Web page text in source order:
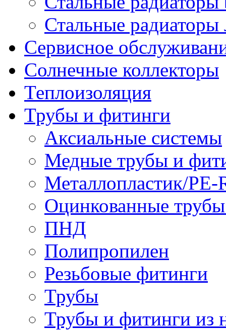
Стальные радиаторы
Сервисное
Солнечные коллекторы
Теплоизоляция
Трубы и фитинги
Аксиальные системы
Медные трубы и
Металлопластик/
Оцинкованные
ПНД
Полипропилен
Резьбовые фитинги
Трубы
Трубы и фитинги из